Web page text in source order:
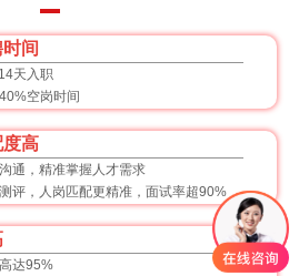
间
天入职
空岗时间
度高
通，精准掌握人才需求
评，人岗匹配更精准，面试率超90%
达95%